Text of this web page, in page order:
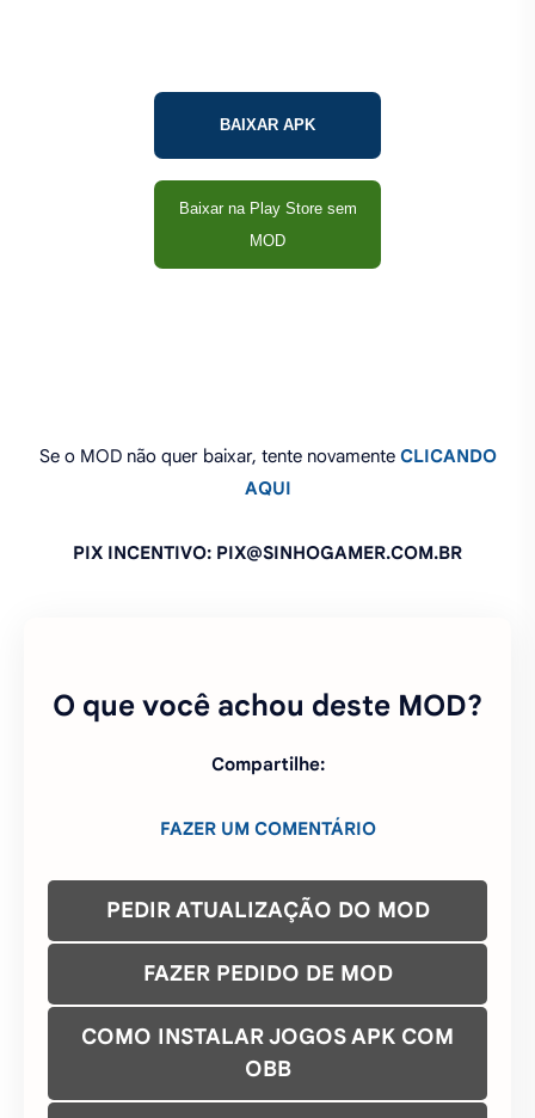
BAIXAR APK
Baixar na Play Store sem
MOD
Se o MOD não quer baixar, tente novamente CLICANDO
AQUI
PIX INCENTIVO: PIX@SINHOGAMER.COM.BR
O que você achou deste MOD?
Compartilhe:
FAZER UM COMENTÁRIO
PEDIR ATUALIZAÇÃO DO MOD
FAZER PEDIDO DE MOD
COMO INSTALAR JOGOS APK COM
OBB